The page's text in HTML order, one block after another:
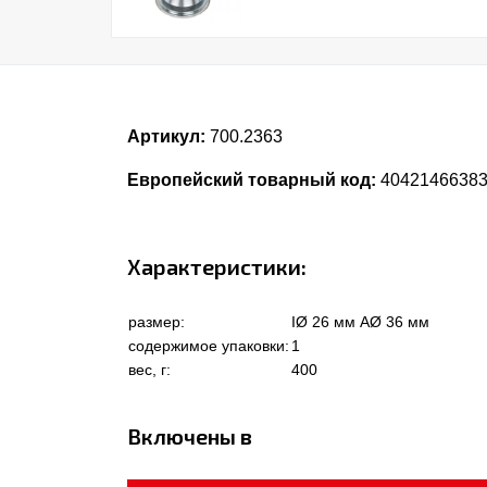
Артикул: 700.2363
Европейский товарный код:
Характеристики:
размер:
IØ 26 мм AØ 36 мм
содержимое упаковки: 1
вес, г:
400
Включены в